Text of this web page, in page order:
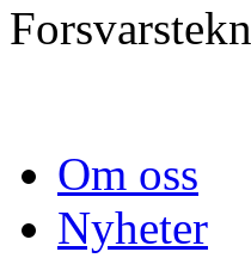
Om oss
Nyheter